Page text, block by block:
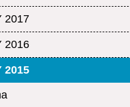
2017
2016
2015